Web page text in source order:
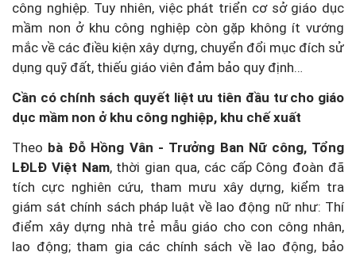
công nghiệp. Tuy nhiên, việc phát triển cơ sở giáo dục
mầm non ở khu công nghiệp còn gặp không ít vướng
mắc về các điều kiện xây dựng, chuyển đổi mục đích sử
dụng quỹ đất, thiếu giáo viên đảm bảo quy định…
Cần có chính sách quyết liệt ưu tiên đầu tư cho giáo
dục mầm non ở khu công nghiệp, khu chế xuất
Theo bà Đỗ Hồng Vân - Trưởng Ban Nữ công, Tổng
LĐLĐ Việt Nam, thời gian qua, các cấp Công đoàn đã
tích cực nghiên cứu, tham mưu xây dựng, kiểm tra
giám sát chính sách pháp luật về lao động nữ như: Thí
điểm xây dựng nhà trẻ mẫu giáo cho con công nhân,
lao động; tham gia các chính sách về lao động, bảo